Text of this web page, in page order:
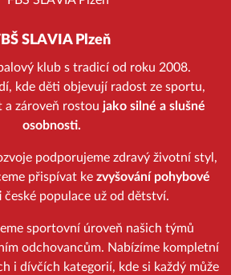
SLAVIA Plzeň
klub s tradicí od roku 2008.
kde děti objevují radost ze sportu,
a zároveň rostou jako silné a slušné
osobnosti.
podporujeme zdravý životní styl,
přispívat kezvyšování pohybové
české populace už od dětství.
sportovní úroveň našich týmů
odchovancům. Nabízíme kompletní
i dívčích kategorií, kde si každý může